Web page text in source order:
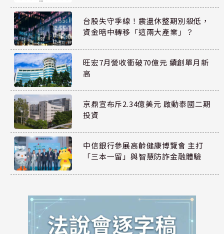
台股失守季線！震盪休整期別殺低，
資金暗中轉移「這兩大產業」？
旺宏7月營收衝破70億元 續創單月新
高
京鼎宣布斥2.34億美元 啟動泰國二期
投資
中信銀行參展高齡健康博覽會 主打
「三本一留」與智慧防詐金融體驗